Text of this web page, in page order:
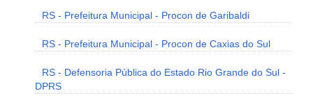
RS - Prefeitura Municipal - Procon de Garibaldi
RS - Prefeitura Municipal - Procon de Caxias do Sul
RS - Defensoria Pública do Estado Rio Grande do Sul -
DPRS